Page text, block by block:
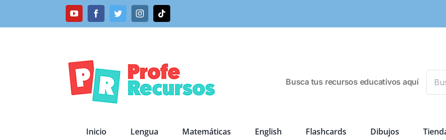
YouTubeFacebookTwitterInstagramTiktok
Busca tus recursos educativos aquí
Inicio Lengua Matemáticas English Flashcards Dibujos